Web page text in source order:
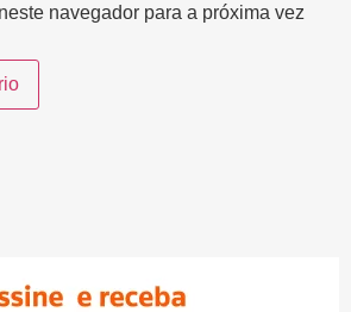
navegador para a próxima vez